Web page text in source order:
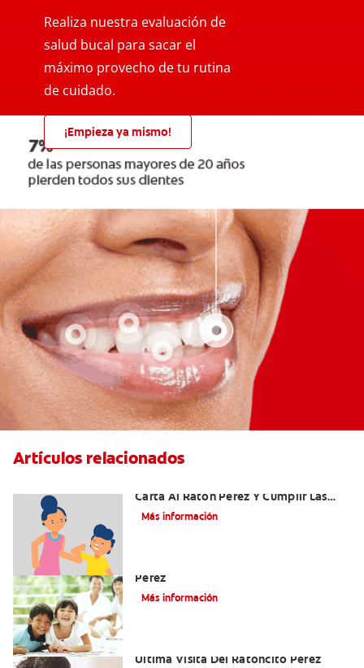
Realiza nuestra evaluación de
salud bucal para sacar el
máximo provecho de tu rutina
de cuidado.
¡Empieza ya mismo!
Artículos relacionados
Carta Al Ratón Pérez Y Cumplir Las
Fantasías De Su Hijo/A
Más información
Pérez
Más información
Última Visita Del Ratoncito Pérez